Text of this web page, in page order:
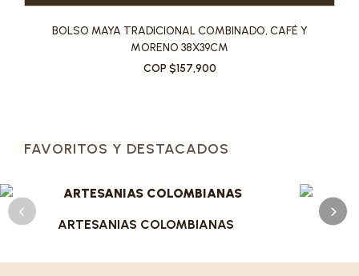
BOLSO MAYA TRADICIONAL COMBINADO, CAFÉ Y
MORENO 38X39CM
COP $157,900
FAVORITOS Y DESTACADOS
ARTESANIAS COLOMBIANAS